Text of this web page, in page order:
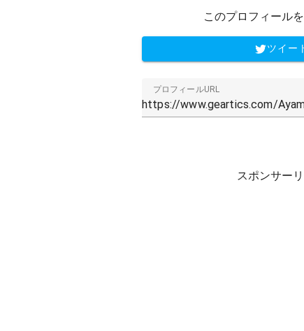
このプロフィール
ツイー
プロフィールURL
スポンサー